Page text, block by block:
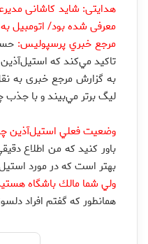
هدایتی: شاید کاشانی
معرفی شده بود/ اتومبیل
مرجع خبري پرسپوليس:
تاكيد مي‌كند كه
به گزارش مرجع خبری به
ليگ برتر مي‌بيند و با
وضعيت فعلي استيل‌آذين
باور كنيد كه من اطلاع
بهتر است كه در مورد
ولي شما مالك باشگاه
همانطور كه گفتم افراد